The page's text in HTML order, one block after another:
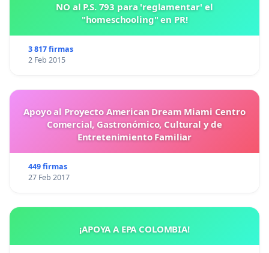
NO al P.S. 793 para 'reglamentar' el
"homeschooling" en PR!
3 817 firmas
2 Feb 2015
Apoyo al Proyecto American Dream Miami Centro
Comercial, Gastronómico, Cultural y de
Entretenimiento Familiar
449 firmas
27 Feb 2017
¡APOYA A EPA COLOMBIA!